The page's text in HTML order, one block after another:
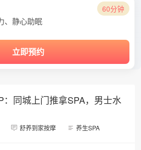
60分钟
、静心助眠
立即预约
同城上门推拿SPA，男士水
舒养到家按摩 养生SPA